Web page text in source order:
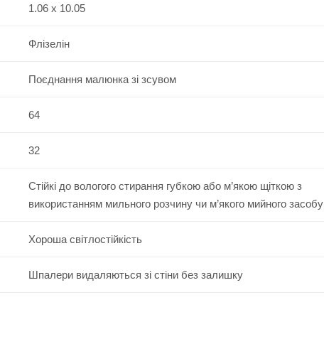
1.06 x 10.05
Флізелін
Поєднання малюнка зі зсувом
64
32
Стійкі до вологого стирання губкою або м’якою щіткою з
використанням мильного розчину чи м’якого мийного засобу
Хороша світлостійкість
Шпалери видаляються зі стіни без залишку